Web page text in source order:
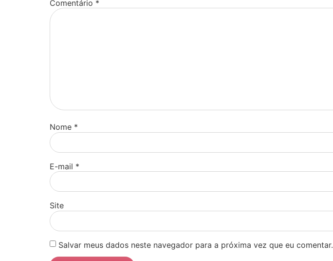
Comentário *
Nome *
E-mail *
Site
Salvar meus dados neste navegador para a próxima vez que eu comentar.